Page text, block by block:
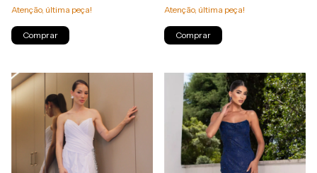
Atenção, última peça!
Comprar
Atenção, última peça!
Comprar